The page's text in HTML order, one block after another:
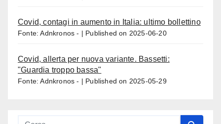
Covid, contagi in aumento in Italia: ultimo bollettino
Fonte: Adnkronos - Published on 2025-06-20
Covid, allerta per nuova variante. Bassetti:
"Guardia troppo bassa"
Fonte: Adnkronos - Published on 2025-05-29